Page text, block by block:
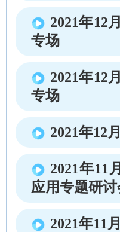
2021年12
专场
2021年12
专场
2021年12
2021年11
应用专题研
2021年11